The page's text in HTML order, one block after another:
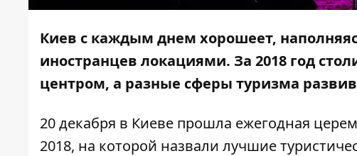
Киев с каждым днем хорошеет,
иностранцев локациями. За 2018 год
центром, а разные сферы туризма
20 декабря в Киеве прошла ежегодная
2018, на которой назвали лучшие